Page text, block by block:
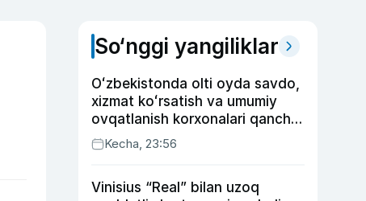
So‘nggi yangiliklar
Oʻzbekistonda olti oyda savdo,
xizmat koʻrsatish va umumiy
ovqatlanish korxonalari qancha
soliq toʻlagani ochiqlandi
Kecha, 23:56
Vinisius “Real” bilan uzoq